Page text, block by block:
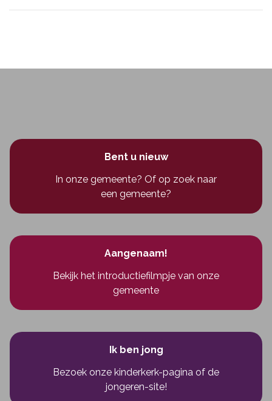
Bent u nieuw
In onze gemeente? Of op zoek naar
een gemeente?
Aangenaam!
Bekijk het introductiefilmpje van onze
gemeente
Ik ben jong
Bezoek onze kinderkerk-pagina of de
jongeren-site!